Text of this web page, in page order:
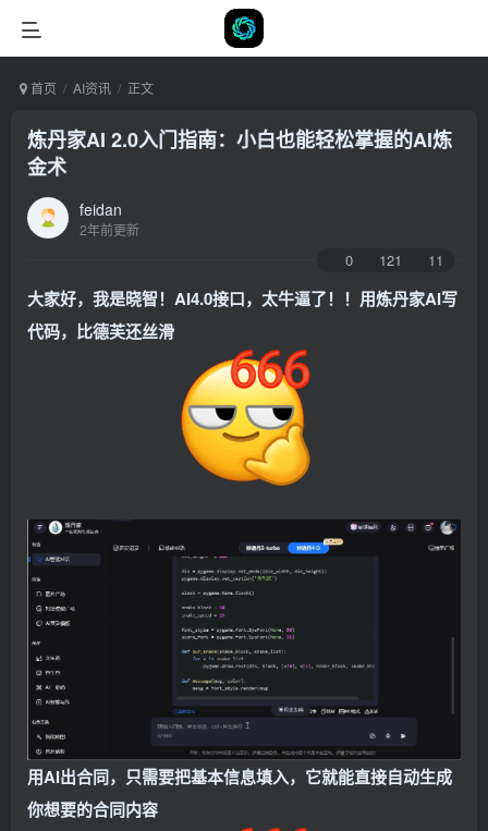
首页 AI资讯 正文
炼丹家AI 2.0入门指南：小白也能轻松掌握的AI炼
金术
feidan
2年前更新
0 121 11
大家好，我是晓智！AI4.0接口，太牛逼了！！用炼丹家AI写
代码，比德芙还丝滑
用AI出合同，只需要把基本信息填入，它就能直接自动生成
你想要的合同内容